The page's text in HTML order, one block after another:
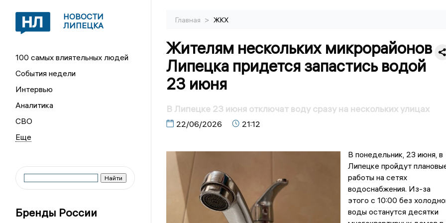
НОВОСТИ
ЛИПЕЦКА
100 самых влиятельных людей
События недели
Интервью
Аналитика
СВО
Бренды России
Главная > ЖКХ
Жителям нескольких микрорайонов
Липецка придется запастись водой
23 июня
В Липецке 23 июня отключат воду сразу на нескольких улицах
22/06/2026 21:12
В понедельник, 23 июня, в
Липецке пройдут
работы на сетях
водоснабжения. Из-за
этого с 10:00 без
воды останутся десятки